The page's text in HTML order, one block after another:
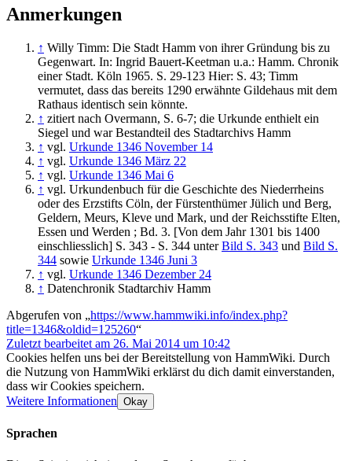
Anmerkungen
↑ Willy Timm: Die Stadt Hamm von ihrer Gründung bis zu
Gegenwart. In: Ingrid Bauert-Keetman u.a.: Hamm. Chronik
einer Stadt. Köln 1965. S. 29-123 Hier: S. 43; Timm
vermutet, dass das bereits 1290 erwähnte Gildehaus mit dem
Rathaus identisch sein könnte.
↑ zitiert nach Overmann, S. 6-7; die Urkunde enthielt ein
Siegel und war Bestandteil des Stadtarchivs Hamm
↑ vgl. Urkunde 1346 November 14
↑ vgl. Urkunde 1346 März 22
↑ vgl. Urkunde 1346 Mai 6
↑ vgl. Urkundenbuch für die Geschichte des Niederrheins
oder des Erzstifts Cöln, der Fürstenthümer Jülich und Berg,
Geldern, Meurs, Kleve und Mark, und der Reichsstifte Elten,
Essen und Werden ; Bd. 3. [Von dem Jahr 1301 bis 1400
einschliesslich] S. 343 - S. 344 unterBild S. 343 und Bild S.
344 sowie Urkunde 1346 Juni 3
↑ vgl. Urkunde 1346 Dezember 24
↑ Datenchronik Stadtarchiv Hamm
Abgerufen von „https://www.hammwiki.info/index.php?
title=1346&oldid=125260“
Zuletzt bearbeitet am 26. Mai 2014 um 10:42
Cookies helfen uns bei der Bereitstellung von HammWiki. Durch
die Nutzung von HammWiki erklärst du dich damit einverstanden,
dass wir Cookies speichern.
Weitere Informationen Okay
Sprachen